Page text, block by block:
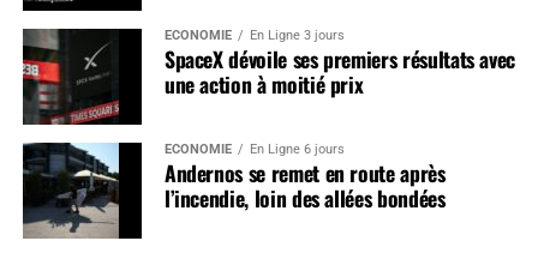
ÉCONOMIE En Ligne 3 jours
SpaceX dévoile ses premiers résultats avec
une action à moitié prix
ÉCONOMIE En Ligne 6 jours
Andernos se remet en route après
l’incendie, loin des allées bondées